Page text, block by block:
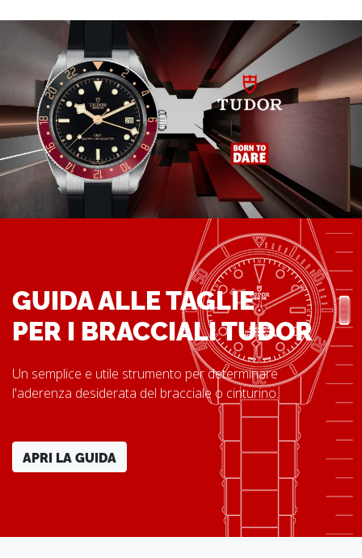
GUIDA ALLE TAGLIE
PER I BRACCIALI TUDOR
Un semplice e utile strumento per determinare
l'aderenza desiderata del bracciale o cinturino.
APRI LA GUIDA